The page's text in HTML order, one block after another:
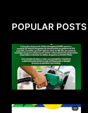
POPULAR POSTS